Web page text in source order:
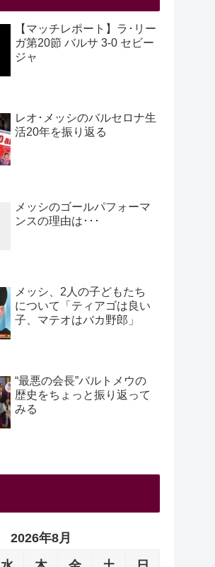
【マッチレポート】ラ･リー
ガ第20節 バルサ 3-0 セビー
ジャ
レオ･メッシのバルセロナ生
活20年を振り返る
メッシのゴールパフォーマ
ンスの理由は･･･
メッシ、2人の子どもたち
について「ティアゴは良い
子、マテオはバカ野郎」
“最悪の会長”バルトメウの
歴史をちょっと振り返って
みる
2026年8月